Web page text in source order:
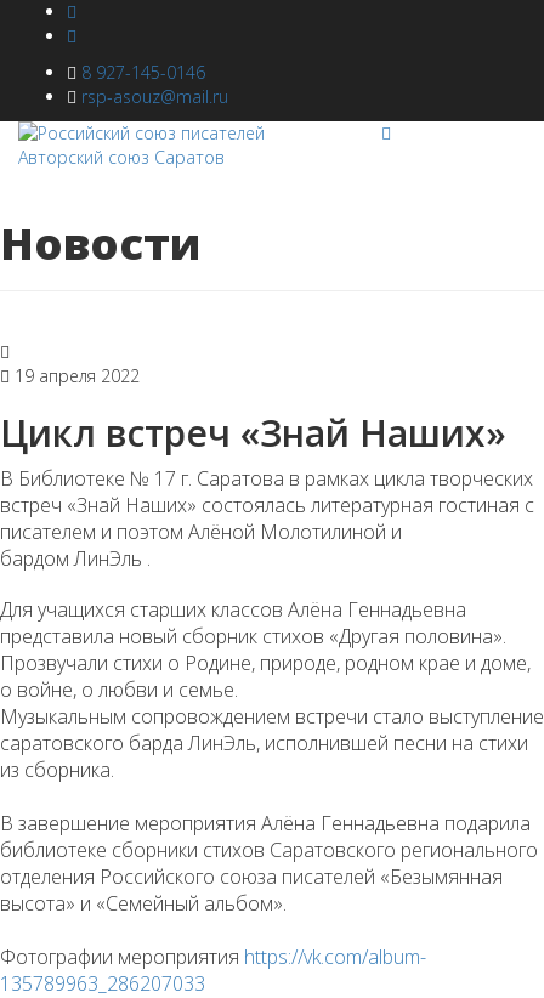
8 927-145-0146
rsp-asouz@mail.ru
Новости
19 апреля 2022
Цикл встреч «Знай Наших»
В Библиотеке № 17 г. Саратова в рамках цикла творческих
встреч «Знай Наших» состоялась литературная гостиная с
писателем и поэтом Алёной Молотилиной и
бардом ЛинЭль .
Для учащихся старших классов Алёна Геннадьевна
представила новый сборник стихов «Другая половина».
Прозвучали стихи о Родине, природе, родном крае и доме,
о войне, о любви и семье.
Музыкальным сопровождением встречи стало выступление
саратовского барда ЛинЭль, исполнившей песни на стихи
из сборника.
В завершение мероприятия Алёна Геннадьевна подарила
библиотеке сборники стихов Саратовского регионального
отделения Российского союза писателей «Безымянная
высота» и «Семейный альбом».
Фотографии мероприятия https://vk.com/album-
135789963_286207033